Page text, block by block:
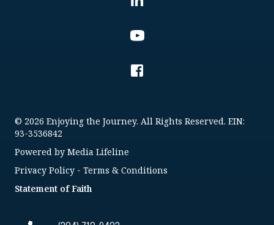
© 2026 Enjoying the Journey. All Rights Reserved. EIN:
93-3536842
Powered by Media Lifeline
Privacy Policy - Terms & Conditions
Statement of Faith